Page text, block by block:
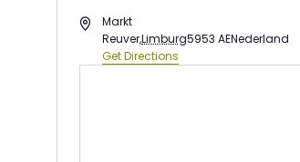
Address
Markt
Reuver,Limburg5953 AENederland
Get Directions